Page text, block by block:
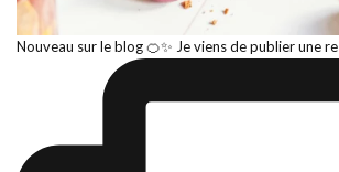
Nouveau sur le blog 🍊✨ Je viens de publier une re